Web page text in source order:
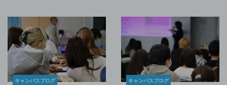
キャンパスブログ キャンパスブログ